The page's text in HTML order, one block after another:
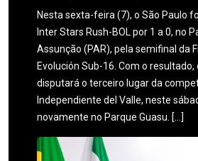
Nesta sexta-feira (7), o São Paulo
Inter Stars Rush-BOL por 1 a 0, no
Assunção (PAR), pela semifinal da
Evolución Sub-16. Com o resultado,
disputará o terceiro lugar da
Independiente del Valle, neste
novamente no Parque Guasu. […]